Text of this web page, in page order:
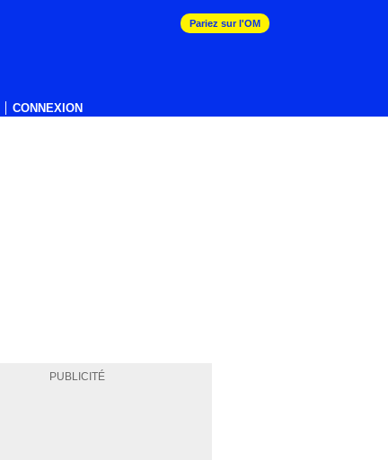
CONNEXION
Pariez sur l'OM
PUBLICITÉ